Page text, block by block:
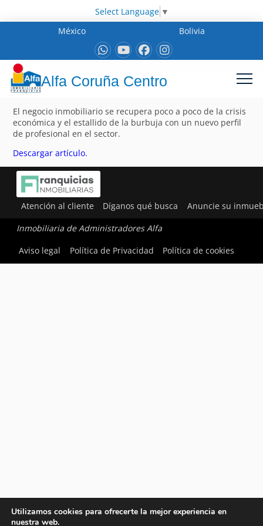
Select Language ▼
México
Bolivia
Alfa Coruña Centro
El negocio inmobiliario se recupera poco a poco de la crisis
económica y el estallido de la burbuja con un nuevo perfil
de profesional en el sector.
Descargar artículo.
Atención al cliente Díganos qué busca Anuncie su
Inmobiliaria de Administradores Alfa
Aviso legal
Política de Privacidad Política de cookies
Utilizamos cookies para ofrecerte la mejor experiencia en
nuestra web.